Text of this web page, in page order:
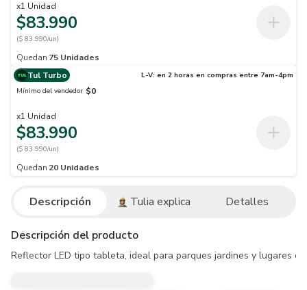
x1 Unidad
$83.990
($ 83.990/un)
Quedan 75 Unidades
Tul Turbo
L-V: en 2 horas en compras entre 7am-4pm
Mínimo del vendedor $0
x1 Unidad
$83.990
($ 83.990/un)
Quedan 20 Unidades
Descripción Tulia explica Detalles
Descripción del producto
Reflector LED tipo tableta, ideal para parques jardines y lugares